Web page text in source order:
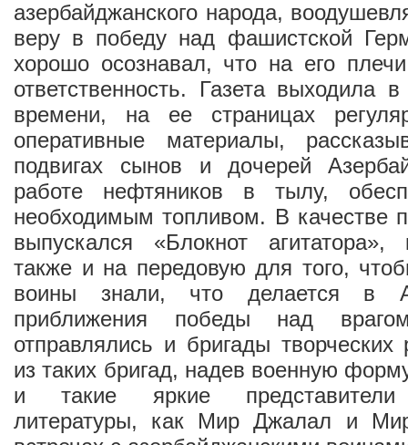
азербайджанского народа,
веру в победу над фашистской
хорошо осознавал, что на его
ответственность. Газета выходила
времени, на ее страницах
оперативные материалы,
подвигах сынов и дочерей
работе нефтяников в тылу,
необходимым топливом. В качестве
выпускался «Блокнот
также и на передовую для того,
воины знали, что делается в
приближения победы над
отправлялись и бригады
из таких бригад, надев военную
и такие яркие представители
литературы, как Мир Джалал и